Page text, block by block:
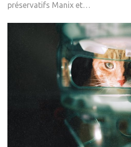
préservatifs Manix et…